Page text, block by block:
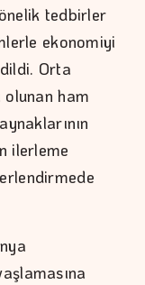
tedbirler
ekonomiyi
Orta
olunan ham
ilerleme